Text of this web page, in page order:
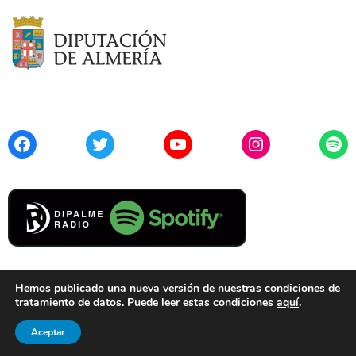
FacebookTwitter YouTubeInstagram
Cookies
© 2021 Diputación de Almería. Todos los derechos reservados.
Hemos publicado una nueva versión de nuestras condiciones de
tratamiento de datos. Puede leer estas condiciones aquí.
Aceptar